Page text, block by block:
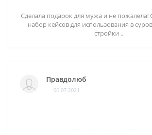
Сделала подарок для мужа и не
набор кейсов для использования в
стройки ..
Правдолюб
06.07.2021